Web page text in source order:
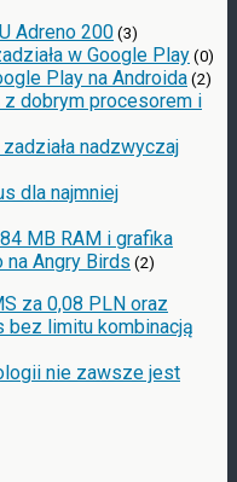
Adreno 200 (3)
w Google Play (0)
Play na Androida (2)
dobrym procesorem i
nadzwyczaj
dla najmniej
MB RAM i grafika
na Angry Birds (2)
za 0,08 PLN oraz
limitu kombinacją
nie zawsze jest